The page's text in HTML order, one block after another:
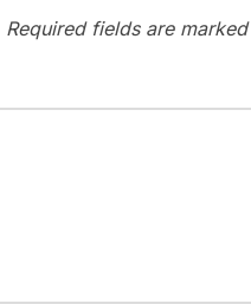
Required fields are marked